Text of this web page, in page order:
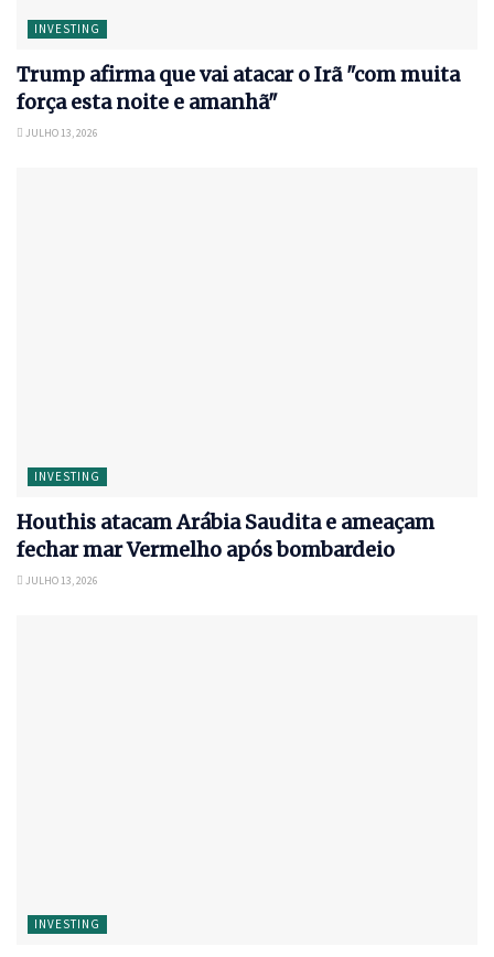
INVESTING
Trump afirma que vai atacar o Irã "com muita
força esta noite e amanhã"
JULHO 13, 2026
INVESTING
Houthis atacam Arábia Saudita e ameaçam
fechar mar Vermelho após bombardeio
JULHO 13, 2026
INVESTING